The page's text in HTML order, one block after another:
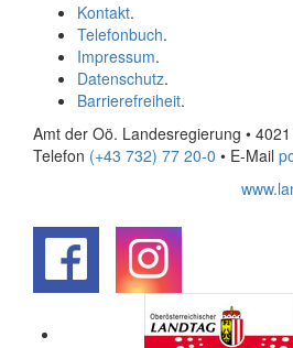
Kontakt.
Telefonbuch.
Impressum.
Datenschutz.
Barrierefreiheit.
Amt der Oö. Landesregierung •
Telefon (+43 732) 77 20-0 • E-Mail